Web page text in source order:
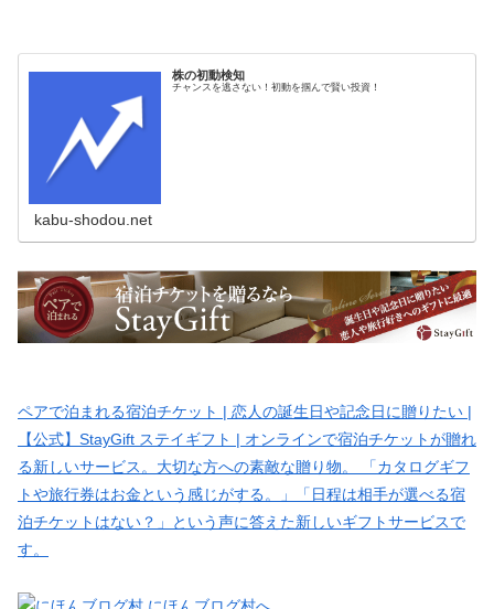
株の初動検知
チャンスを逃さない！初動を掴んで賢い投資！
kabu-shodou.net
ペアで泊まれる宿泊チケット | 恋人の誕生日や記念日に贈りたい |
【公式】StayGift ステイギフト | オンラインで宿泊チケットが贈れ
る新しいサービス。大切な方への素敵な贈り物。 「カタログギフ
トや旅行券はお金という感じがする。」「日程は相手が選べる宿
泊チケットはない？」という声に答えた新しいギフトサービスで
す。